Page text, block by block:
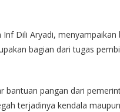
Dili Aryadi,
bagian dari tugas
bantuan pangan dari
terjadinya kendala